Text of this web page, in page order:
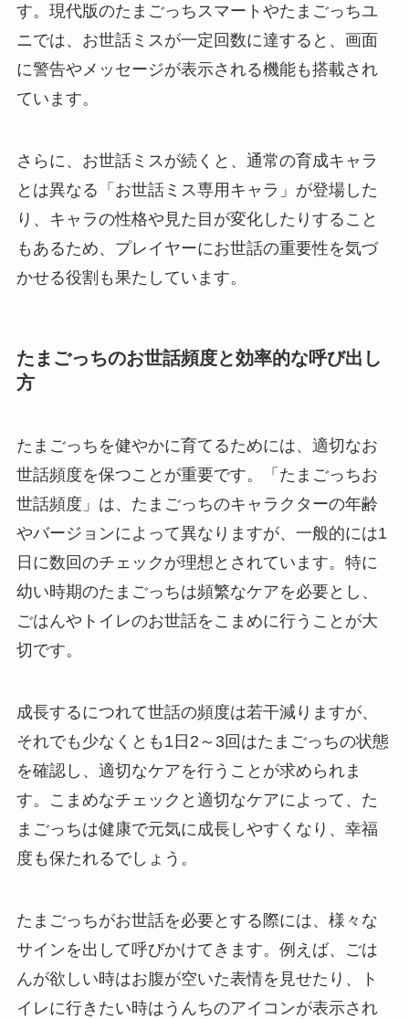
す。現代版のたまごっちスマートやたまごっちユ
ニでは、お世話ミスが一定回数に達すると、画面
に警告やメッセージが表示される機能も搭載され
ています。
さらに、お世話ミスが続くと、通常の育成キャラ
とは異なる「お世話ミス専用キャラ」が登場した
り、キャラの性格や見た目が変化したりすること
もあるため、プレイヤーにお世話の重要性を気づ
かせる役割も果たしています。
たまごっちのお世話頻度と効率的な呼び出し
方
たまごっちを健やかに育てるためには、適切なお
世話頻度を保つことが重要です。「たまごっちお
世話頻度」は、たまごっちのキャラクターの年齢
やバージョンによって異なりますが、一般的には1
日に数回のチェックが理想とされています。特に
幼い時期のたまごっちは頻繁なケアを必要とし、
ごはんやトイレのお世話をこまめに行うことが大
切です。
成長するにつれて世話の頻度は若干減りますが、
それでも少なくとも1日2～3回はたまごっちの状態
を確認し、適切なケアを行うことが求められま
す。こまめなチェックと適切なケアによって、た
まごっちは健康で元気に成長しやすくなり、幸福
度も保たれるでしょう。
たまごっちがお世話を必要とする際には、様々な
サインを出して呼びかけてきます。例えば、ごは
んが欲しい時はお腹が空いた表情を見せたり、ト
イレに行きたい時はうんちのアイコンが表示され